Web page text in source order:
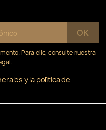
Para ello, consulte nuestra
y la política de